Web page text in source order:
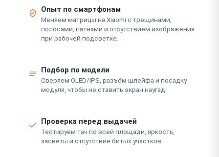
Опыт по смартфонам
Меняем матрицы на Xiaomi с трещинами,
полосами, пятнами и отсутствием изображения
при рабочей подсветке.
Подбор по модели
Сверяем OLED/IPS, разъём шлейфа и посадку
модуля, чтобы не ставить экран наугад.
Проверка перед выдачей
Тестируем тач по всей площади, яркость,
засветы и отсутствие битых участков.